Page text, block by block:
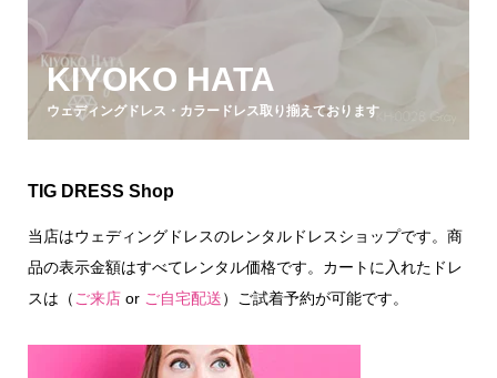
KIYOKO HATA
ウェディングドレス・カラードレス取り揃えております
TIG DRESS Shop
当店はウェディングドレスのレンタルドレスショップです。商
品の表示金額はすべてレンタル価格です。カートに入れたドレ
スは（ご来店or ご自宅配送）ご試着予約が可能です。